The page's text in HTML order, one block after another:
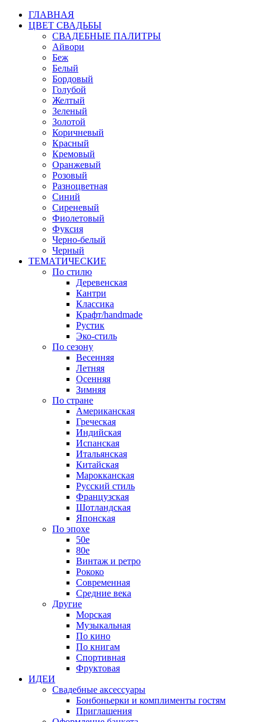
ГЛАВНАЯ
ЦВЕТ СВАДЬБЫ
СВАДЕБНЫЕ ПАЛИТРЫ
Айвори
Беж
Белый
Бордовый
Голубой
Желтый
Зеленый
Золотой
Коричневый
Красный
Кремовый
Оранжевый
Розовый
Разноцветная
Синий
Сиреневый
Фиолетовый
Фуксия
Черно-белый
Черный
ТЕМАТИЧЕСКИЕ
По стилю
Деревенская
Кантри
Классика
Крафт/handmade
Рустик
Эко-стиль
По сезону
Весенняя
Летняя
Осенняя
Зимняя
По стране
Американская
Греческая
Индийская
Испанская
Итальянская
Китайская
Марокканская
Русский стиль
Французская
Шотландская
Японская
По эпохе
50е
80е
Винтаж и ретро
Рококо
Современная
Средние века
Другие
Морская
Музыкальная
По кино
По книгам
Спортивная
Фруктовая
ИДЕИ
Свадебные аксессуары
Бонбоньерки и комплименты гостям
Приглашения